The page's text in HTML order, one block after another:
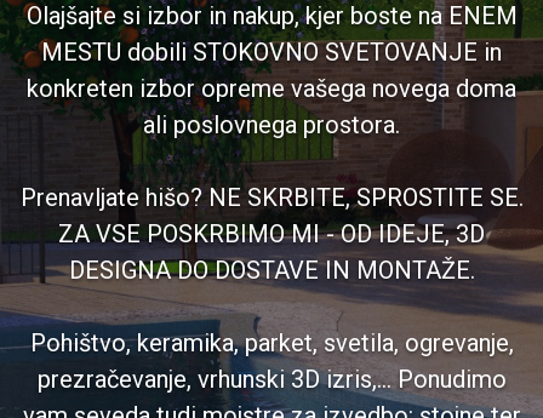
Olajšajte si izbor in nakup, kjer boste na ENEM
MESTU dobili STOKOVNO SVETOVANJE in
konkreten izbor opreme vašega novega doma
ali poslovnega prostora.
Prenavljate hišo? NE SKRBITE, SPROSTITE SE.
ZA VSE POSKRBIMO MI - OD IDEJE, 3D
DESIGNA DO DOSTAVE IN MONTAŽE.
Pohištvo, keramika, parket, svetila, ogrevanje,
prezračevanje, vrhunski 3D izris,... Ponudimo